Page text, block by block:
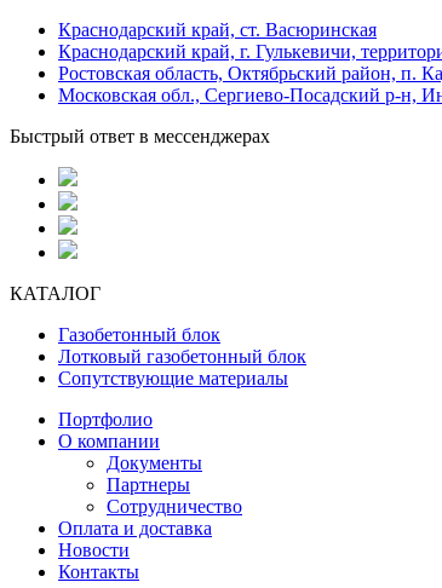
Краснодарский край, ст. Васюринская
Краснодарский край, г. Гулькевичи,
Ростовская область, Октябрьский район, п.
Московская обл., Сергиево-Посадский р-н,
Быстрый ответ в мессенджерах
КАТАЛОГ
Газобетонный блок
Лотковый газобетонный блок
Сопутствующие материалы
Портфолио
О компании
Документы
Партнеры
Сотрудничество
Оплата и доставка
Новости
Контакты